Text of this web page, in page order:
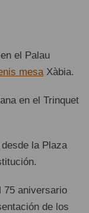
el Palau
mesa Xàbia.
en el Trinquet
la Plaza
75 aniversario
de los